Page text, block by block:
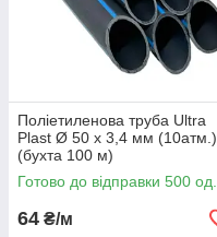
Поліетиленова труба Ultra
Plast Ø 50 х 3,4 мм (10атм.)
(бухта 100 м)
Готово до відправки 500 од.
64 ₴/м